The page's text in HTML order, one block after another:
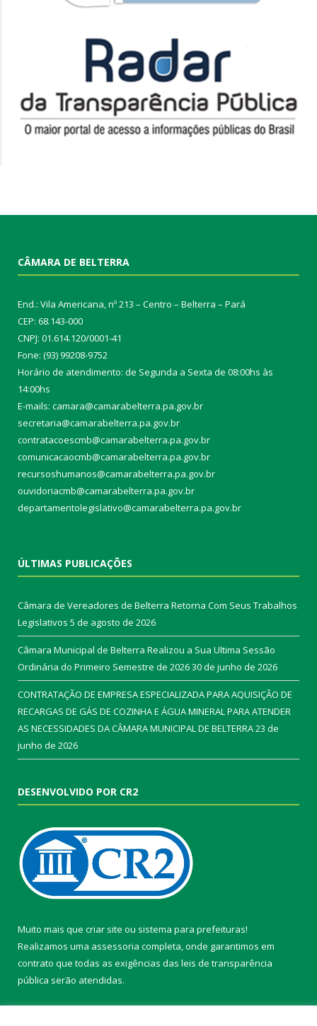
CÂMARA DE BELTERRA
End.: Vila Americana, nº 213 – Centro – Belterra – Pará
CEP: 68.143-000
CNPJ: 01.614.120/0001-41
Fone: (93) 99208-9752
Horário de atendimento: de Segunda a Sexta de 08:00hs às
14:00hs
E-mails: camara@camarabelterra.pa.gov.br
secretaria@camarabelterra.pa.gov.br
contratacoescmb@camarabelterra.pa.gov.br
comunicacaocmb@camarabelterra.pa.gov.br
recursoshumanos@camarabelterra.pa.gov.br
ouvidoriacmb@camarabelterra.pa.gov.br
departamentolegislativo@camarabelterra.pa.gov.br
ÚLTIMAS PUBLICAÇÕES
Câmara de Vereadores de Belterra Retorna Com Seus Trabalhos
Legislativos 5 de agosto de 2026
Câmara Municipal de Belterra Realizou a Sua Ultima Sessão
Ordinária do Primeiro Semestre de 202630 de junho de 2026
CONTRATAÇÃO DE EMPRESA ESPECIALIZADA PARA AQUISIÇÃO DE
RECARGAS DE GÁS DE COZINHA E ÁGUA MINERAL PARA ATENDER
AS NECESSIDADES DA CÂMARA MUNICIPAL DE BELTERRA23 de
junho de 2026
DESENVOLVIDO POR CR2
Muito mais que criar site ou sistema para prefeituras!
Realizamos uma assessoria completa, onde garantimos em
contrato que todas as exigências das leis de transparência
pública serão atendidas.